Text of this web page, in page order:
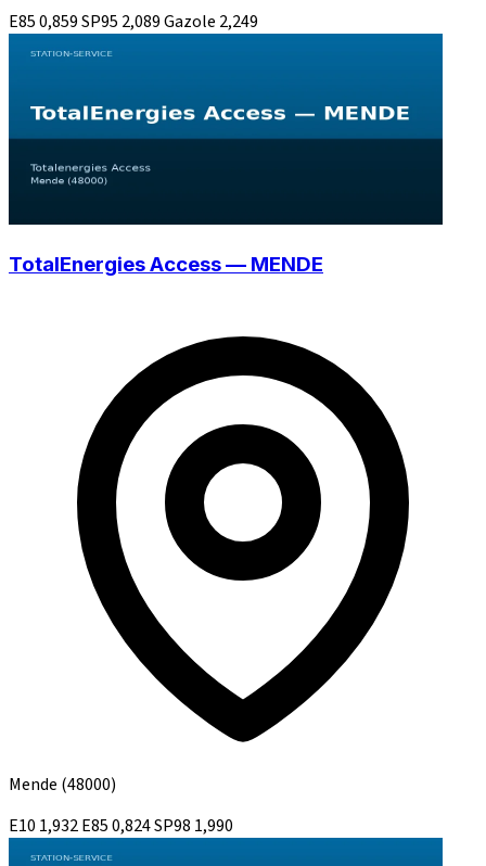
E850,859SP95 2,089Gazole 2,249
TotalEnergies Access — MENDE
Mende (48000)
E10 1,932E850,824SP98 1,990